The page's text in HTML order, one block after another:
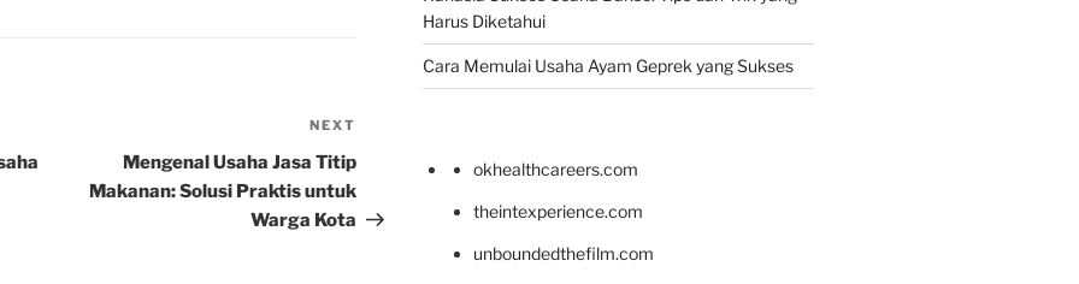
Post
NEXT
Mengenal Usaha Jasa Titip
Makanan: Solusi Praktis untuk
Warga Kota
Harus Diketahui
Cara Memulai Usaha Ayam Geprek yang Sukses
okhealthcareers.com
theintexperience.com
unboundedthefilm.com